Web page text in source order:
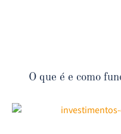
O que é e como